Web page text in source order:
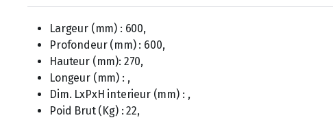
Largeur (mm) : 600,
Profondeur (mm) : 600,
Hauteur (mm): 270,
Longeur (mm) : ,
Dim. LxPxH interieur (mm) : ,
Poid Brut (Kg) : 22,